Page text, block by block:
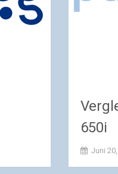
650i
Juni